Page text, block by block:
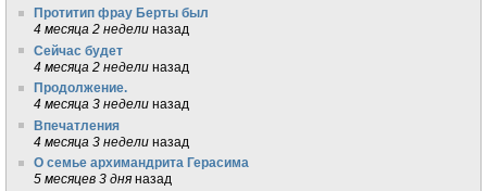
Протитип фрау Берты был
4 месяца 2 недели назад
Сейчас будет
4 месяца 2 недели назад
Продолжение.
4 месяца 3 недели назад
Впечатления
4 месяца 3 недели назад
О семье архимандрита Герасима
5 месяцев 3 дня назад